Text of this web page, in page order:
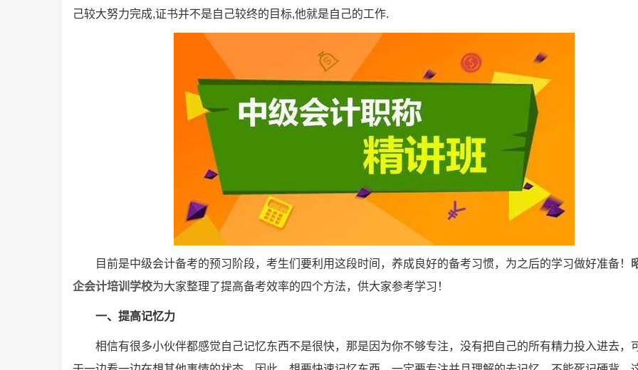
己较大努力完成,证书并不是自己较终的目标,他就是自己的工作.
目前是中级会计备考的预习阶段，考生们要利用这段时间，养成良好的备考习惯，为之后的学习做好准备！
企会计培训学校为大家整理了提高备考效率的四个方法，供大家参考学习！
一、提高记忆力
相信有很多小伙伴都感觉自己记忆东西不是很快，那是因为你不够专注，没有把自己的所有精力投入进去，